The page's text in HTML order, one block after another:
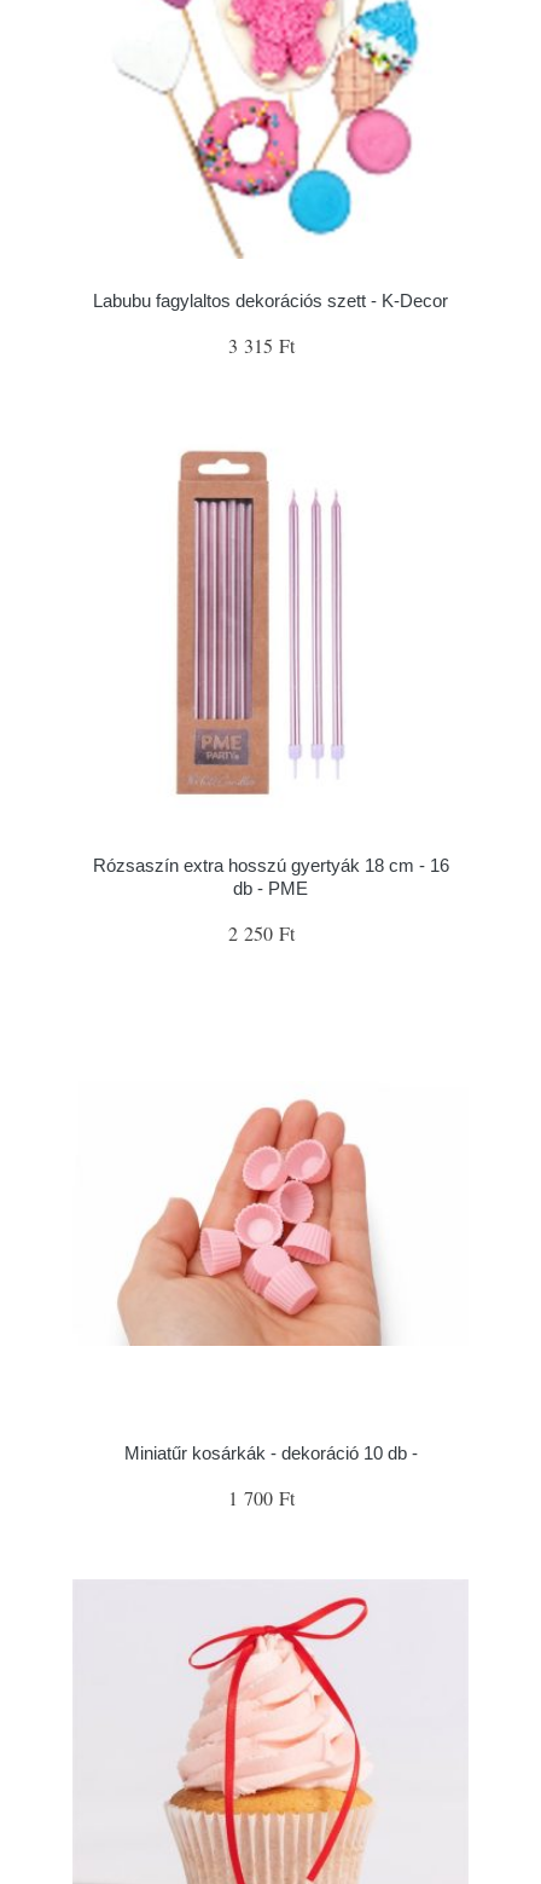
Labubu fagylaltos dekorációs szett - K-Decor
3 315 Ft
Rózsaszín extra hosszú gyertyák 18 cm - 16
db - PME
2 250 Ft
Miniatűr kosárkák - dekoráció 10 db -
1 700 Ft